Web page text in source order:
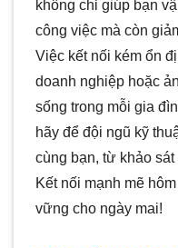
không chỉ giúp bạn
công việc mà còn
Việc kết nối kém ổn
doanh nghiệp hoặc
sống trong mỗi gia
hãy để đội ngũ kỹ
cùng bạn, từ khảo
Kết nối mạnh mẽ
vững cho ngày mai!